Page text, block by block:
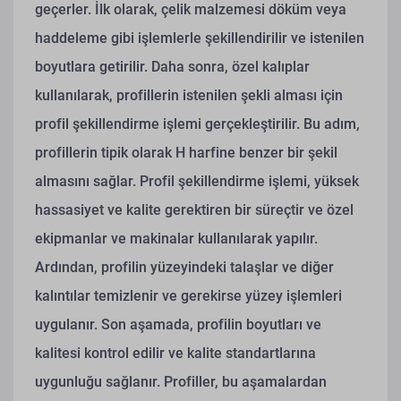
geçerler. İlk olarak, çelik malzemesi döküm veya
haddeleme gibi işlemlerle şekillendirilir ve istenilen
boyutlara getirilir. Daha sonra, özel kalıplar
kullanılarak, profillerin istenilen şekli alması için
profil şekillendirme işlemi gerçekleştirilir. Bu adım,
profillerin tipik olarak H harfine benzer bir şekil
almasını sağlar. Profil şekillendirme işlemi, yüksek
hassasiyet ve kalite gerektiren bir süreçtir ve özel
ekipmanlar ve makinalar kullanılarak yapılır.
Ardından, profilin yüzeyindeki talaşlar ve diğer
kalıntılar temizlenir ve gerekirse yüzey işlemleri
uygulanır. Son aşamada, profilin boyutları ve
kalitesi kontrol edilir ve kalite standartlarına
uygunluğu sağlanır. Profiller, bu aşamalardan